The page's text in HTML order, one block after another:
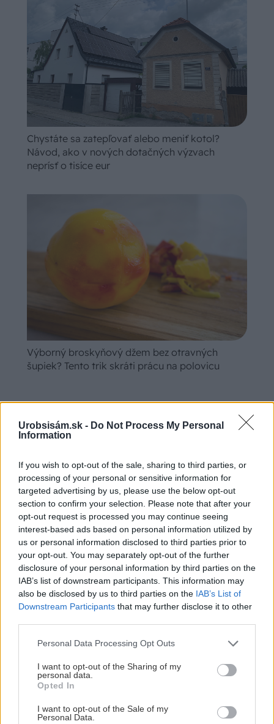
Urobsisám.sk - Do Not Process My Personal
Information
If you wish to opt-out of the sale, sharing to third parties, or
processing of your personal or sensitive information for
targeted advertising by us, please use the below opt-out
section to confirm your selection. Please note that after your
opt-out request is processed you may continue seeing
interest-based ads based on personal information utilized by
us or personal information disclosed to third parties prior to
your opt-out. You may separately opt-out of the further
disclosure of your personal information by third parties on the
IAB’s list of downstream participants. This information may
also be disclosed by us to third parties on the IAB’s List of
Downstream Participants that may further disclose it to other
Please note that this website/app uses one or more Google
not limited to your visit or usage behaviour. You may click to
grant or deny consent to Google and its third-party tags to
use your data for below specified purposes in below Google
consent section.
Personal Data Processing Opt Outs
I want to opt-out of the Sharing of my
personal data.
Opted In
I want to opt-out of the Sale of my
Personal Data.
Chystáte sa zatepľovať alebo meniť kotol?
Návod, ako v nových dotačných výzvach
neprísť o tisíce eur
Výborný broskyňový džem bez otravných
šupiek? Tento trik skráti prácu na polovicu
5 trvaliek s panašovanými listami, ktoré dodajú
vášmu záhonu celosezónny šmrnc